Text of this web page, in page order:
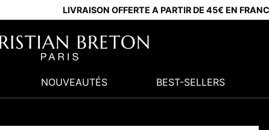
LIVRAISON OFFERTE A PARTIR DE 45€ EN
NOUVEAUTÉS BEST-SELLERS